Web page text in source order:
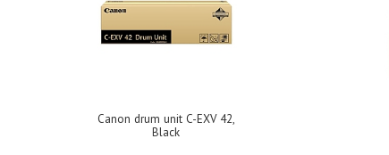
Canon drum unit C-EXV 42,
Black